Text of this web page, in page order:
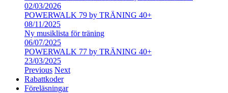
02/03/2026
POWERWALK 79 by TRÄNING 40+
08/11/2025
Ny musiklista för träning
06/07/2025
POWERWALK 77 by TRÄNING 40+
23/03/2025
Previous Next
Rabattkoder
Föreläsningar